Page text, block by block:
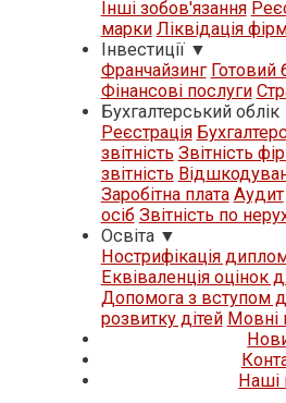
Iнші зобов'язання
марки Ліквідація
Iнвестиції ▼
Франчайзинг Готовий
Фінансові послуги
Бухгалтерський облік
Реєстрація
звітність Звітність
звітність
Заробітна плата Аудит
осіб Звітність по
Освіта ▼
Нострифікація
Еквіваленція оцінок
Допомога з вступом
розвитку дітей Мовні
Нашi